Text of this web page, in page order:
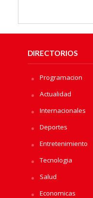
DIRECTORIOS
Programacion
Actualidad
Internacionales
Deportes
Entretenimiento
Tecnologia
Salud
Economicas